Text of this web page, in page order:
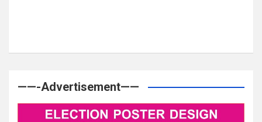
——-Advertisement——